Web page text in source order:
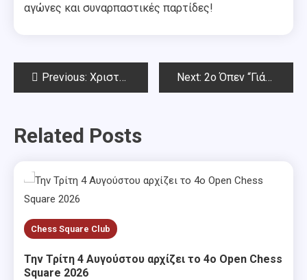
αγώνες και συναρπαστικές παρτίδες!
PostPrevious: Χριστουγεννιάτικο Grand Prix – Rapid Chess Square 2019 Next: 2o Όπεν “Γιάννης Σταματόπουλος” – Αποτελέσματα
Related Posts
Chess Square Club
Την Τρίτη 4 Αυγούστου αρχίζει το 4ο Open Chess
Square 2026